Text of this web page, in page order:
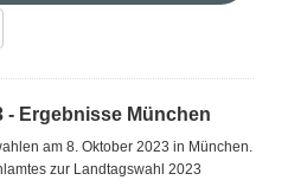
- Ergebnisse München
am 8. Oktober 2023 in München.
zur Landtagswahl 2023